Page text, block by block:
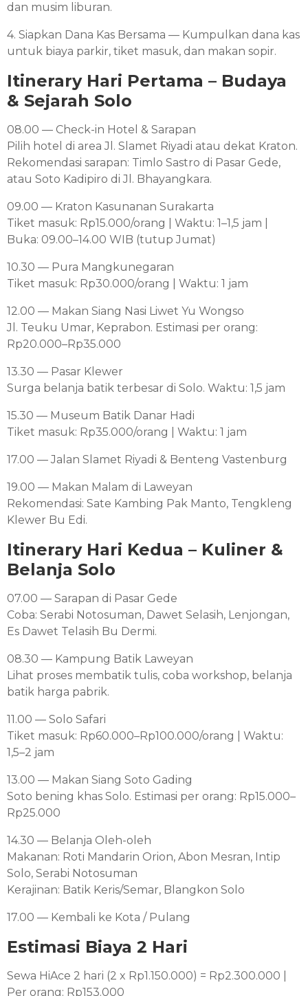
dan musim liburan.
4. Siapkan Dana Kas Bersama — Kumpulkan dana kas
untuk biaya parkir, tiket masuk, dan makan sopir.
Itinerary Hari Pertama – Budaya
& Sejarah Solo
08.00 — Check-in Hotel & Sarapan
Pilih hotel di area Jl. Slamet Riyadi atau dekat Kraton.
Rekomendasi sarapan: Timlo Sastro di Pasar Gede,
atau Soto Kadipiro di Jl. Bhayangkara.
09.00 — Kraton Kasunanan Surakarta
Tiket masuk: Rp15.000/orang | Waktu: 1–1,5 jam |
Buka: 09.00–14.00 WIB (tutup Jumat)
10.30 — Pura Mangkunegaran
Tiket masuk: Rp30.000/orang | Waktu: 1 jam
12.00 — Makan Siang Nasi Liwet Yu Wongso
Jl. Teuku Umar, Keprabon. Estimasi per orang:
Rp20.000–Rp35.000
13.30 — Pasar Klewer
Surga belanja batik terbesar di Solo. Waktu: 1,5 jam
15.30 — Museum Batik Danar Hadi
Tiket masuk: Rp35.000/orang | Waktu: 1 jam
17.00 — Jalan Slamet Riyadi & Benteng Vastenburg
19.00 — Makan Malam di Laweyan
Rekomendasi: Sate Kambing Pak Manto, Tengkleng
Klewer Bu Edi.
Itinerary Hari Kedua – Kuliner &
Belanja Solo
07.00 — Sarapan di Pasar Gede
Coba: Serabi Notosuman, Dawet Selasih, Lenjongan,
Es Dawet Telasih Bu Dermi.
08.30 — Kampung Batik Laweyan
Lihat proses membatik tulis, coba workshop, belanja
batik harga pabrik.
11.00 — Solo Safari
Tiket masuk: Rp60.000–Rp100.000/orang | Waktu:
1,5–2 jam
13.00 — Makan Siang Soto Gading
Soto bening khas Solo. Estimasi per orang: Rp15.000–
Rp25.000
14.30 — Belanja Oleh-oleh
Makanan: Roti Mandarin Orion, Abon Mesran, Intip
Solo, Serabi Notosuman
Kerajinan: Batik Keris/Semar, Blangkon Solo
17.00 — Kembali ke Kota / Pulang
Estimasi Biaya 2 Hari
Sewa HiAce 2 hari (2 x Rp1.150.000) = Rp2.300.000 |
Per orang: Rp153.000